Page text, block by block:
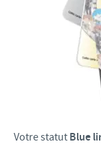
Votre statut Blue